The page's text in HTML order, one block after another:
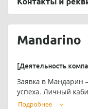
Mandarino
[Деятельность
Заявка в Мандарин
успеха. Личный
сайте – это вход в
Подробнее